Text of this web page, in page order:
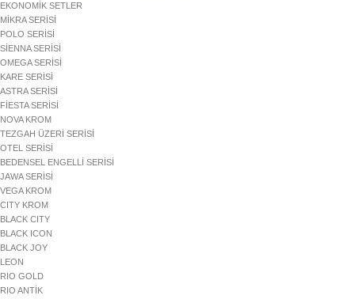
EKONOMİK SETLER
MİKRA SERİSİ
POLO SERİSİ
SİENNA SERİSİ
OMEGA SERİSİ
KARE SERİSİ
ASTRA SERİSİ
FİESTA SERİSİ
NOVA KROM
TEZGAH ÜZERİ SERİSİ
OTEL SERİSİ
BEDENSEL ENGELLİ SERİSİ
JAWA SERİSİ
VEGA KROM
CITY KROM
BLACK CITY
BLACK ICON
BLACK JOY
LEON
RIO GOLD
RIO ANTİK